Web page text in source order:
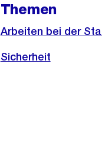
Themen
Arbeiten bei der
Sicherheit